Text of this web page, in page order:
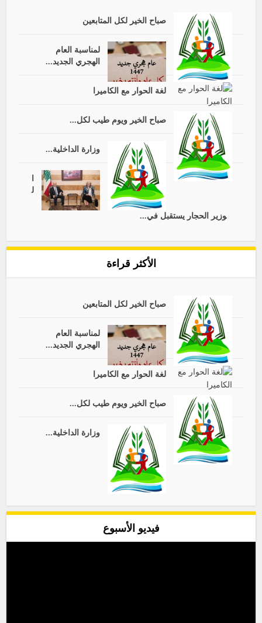
صباح الخير لكل المتابعين
لمناسبة العام
الهجري الجديد...
لغة الحوار مع الكاميرا
صباح الخير ويوم طيب لكل...
وزارة الداخلية...
ل
وزير الحجار يستقبل في...
الأكثر قراءة
صباح الخير لكل المتابعين
لمناسبة العام
الهجري الجديد...
لغة الحوار مع الكاميرا
صباح الخير ويوم طيب لكل...
وزارة الداخلية...
فيديو الأسبوع